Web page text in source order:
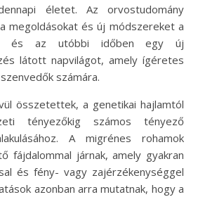
életet. Az orvostudomány
megoldásokat és új módszereket a
és az utóbbi időben egy új
látott napvilágot, amely ígéretes
számára.
összetettek, a genetikai hajlamtól
tényezőkig számos tényező
A migrénes rohamok
fájdalommal járnak, amely gyakran
és fény- vagy zajérzékenységgel
azonban arra mutatnak, hogy a